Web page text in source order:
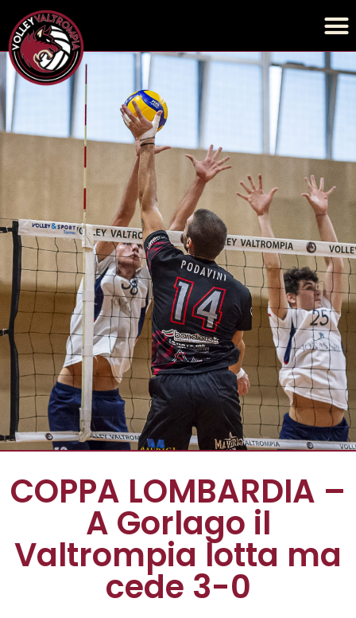
COPPA LOMBARDIA –
A Gorlago il
Valtrompia lotta ma
cede 3-0